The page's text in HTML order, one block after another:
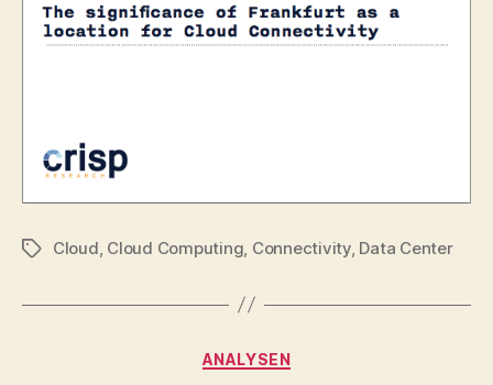
TagsCloud, Cloud Computing, Connectivity, Data Center
Categories
ANALYSEN